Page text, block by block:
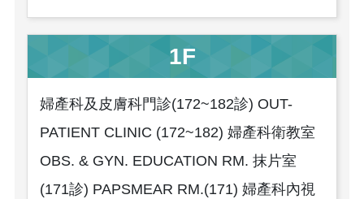
1F
婦產科及皮膚科門診(172~182診) OUT-
PATIENT CLINIC (172~182) 婦產科衛教室
OBS. & GYN. EDUCATION RM. 抹片室
(171診) PAPSMEAR RM.(171) 婦產科內視